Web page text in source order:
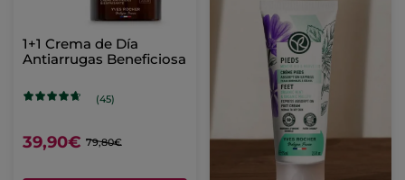
1+1 Crema de Día
Antiarrugas Beneficiosa
(45)
39,90€ 79,80€